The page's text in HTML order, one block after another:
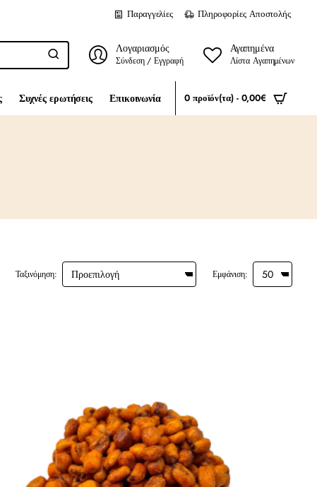
Παραγγελίες Πληροφορίες Αποστολής
Λογαριασμός
Σύνδεση / Εγγραφή
Αγαπημένα
Λίστα Αγαπημένων
Συχνές ερωτήσεις Επικοινωνία 0 προϊόν(τα) - 0,00€
Ταξινόμηση: Εμφάνιση: